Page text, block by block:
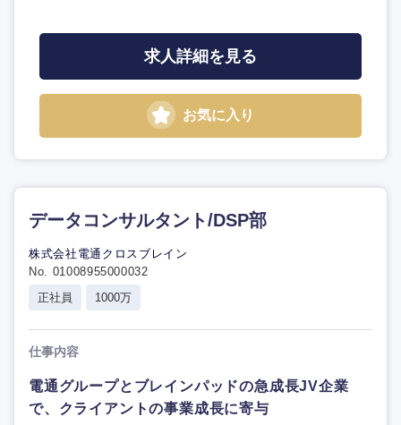
求人詳細を見る
お気に入り
データコンサルタント/DSP部
株式会社電通クロスブレイン
No. 01008955000032
正社員
1000万
仕事内容
電通グループとブレインパッドの急成長JV企業
で、クライアントの事業成長に寄与